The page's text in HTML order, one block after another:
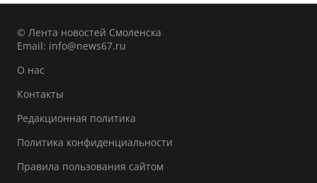
© Лента новостей Смоленска
Email: info@news67.ru
О нас
Контакты
Редакционная политика
Политика конфиденциальности
Правила пользования сайтом